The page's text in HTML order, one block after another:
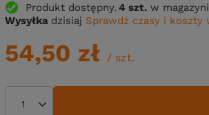
Produkt dostępny 4 szt. w
Wysyłka dzisiaj Sprawdź czasy i koszty
54,50 zł / szt.